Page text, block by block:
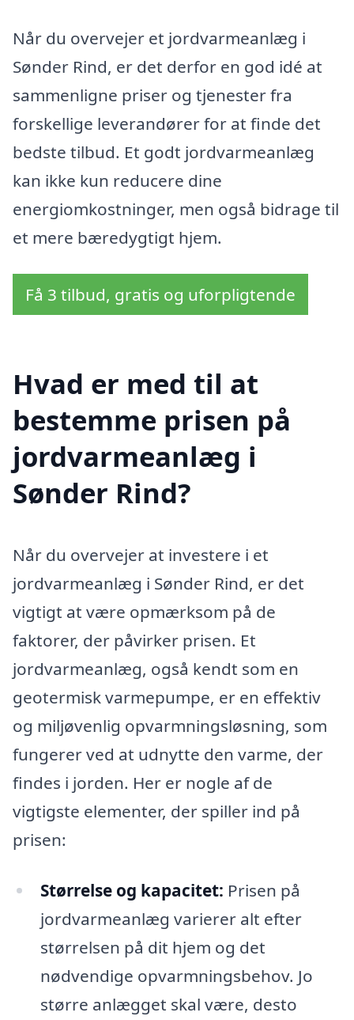
Når du overvejer et jordvarmeanlæg i
Sønder Rind, er det derfor en god idé at
sammenligne priser og tjenester fra
forskellige leverandører for at finde det
bedste tilbud. Et godt jordvarmeanlæg
kan ikke kun reducere dine
energiomkostninger, men også bidrage til
et mere bæredygtigt hjem.
Få 3 tilbud, gratis og uforpligtende
Hvad er med til at
bestemme prisen på
jordvarmeanlæg i
Sønder Rind?
Når du overvejer at investere i et
jordvarmeanlæg i Sønder Rind, er det
vigtigt at være opmærksom på de
faktorer, der påvirker prisen. Et
jordvarmeanlæg, også kendt som en
geotermisk varmepumpe, er en effektiv
og miljøvenlig opvarmningsløsning, som
fungerer ved at udnytte den varme, der
findes i jorden. Her er nogle af de
vigtigste elementer, der spiller ind på
prisen:
Størrelse og kapacitet: Prisen på
jordvarmeanlæg varierer alt efter
størrelsen på dit hjem og det
nødvendige opvarmningsbehov. Jo
større anlægget skal være, desto